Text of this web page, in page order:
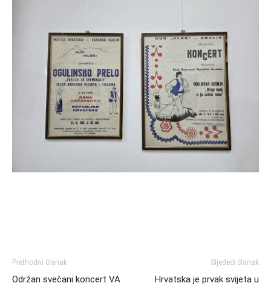
Prethodni članak
Održan svečani koncert VA
Sljedeći članak
Hrvatska je prvak svijeta u